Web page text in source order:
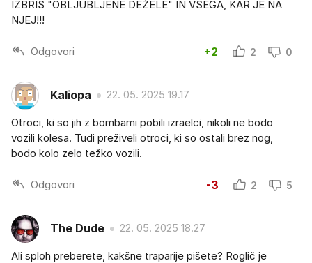
IZBRIS "OBLJUBLJENE DEŽELE" IN VSEGA, KAR JE NA
NJEJ!!!
Odgovori +2 2 0
Kaliopa 22. 05. 2025 19.17
Otroci, ki so jih z bombami pobili izraelci, nikoli ne bodo
vozili kolesa. Tudi preživeli otroci, ki so ostali brez nog,
bodo kolo zelo težko vozili.
Odgovori -3 2 5
The Dude 22. 05. 2025 18.27
Ali sploh preberete, kakšne traparije pišete? Roglič je